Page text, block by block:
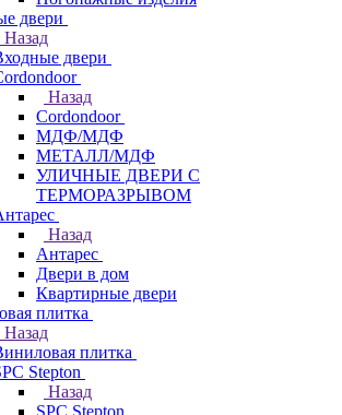
двери
Назад
двери
Назад
Cordondoor
МДФ/МДФ
МЕТАЛЛ/МДФ
УЛИЧНЫЕ ДВЕРИ С
ТЕРМОРАЗРЫВОМ
Назад
Антарес
Двери в дом
Квартирные двери
плитка
Назад
плитка
Stepton
Назад
SPC Stepton